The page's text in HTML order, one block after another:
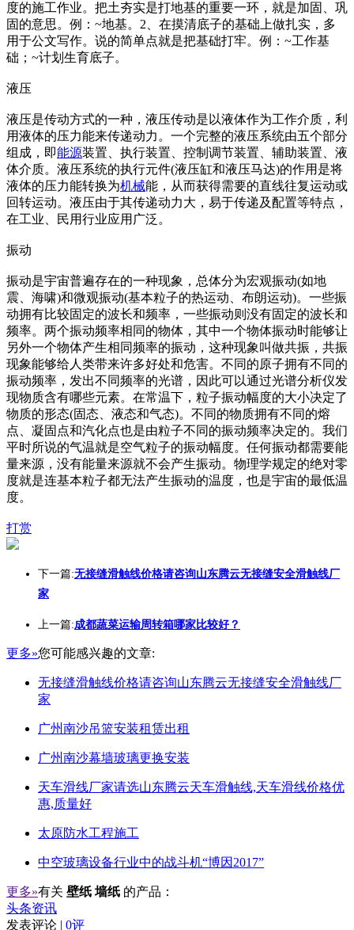
度的施工作业。把土夯实是打地基的重要一环，就是加固、巩
固的意思。例：~地基。2、在摸清底子的基础上做扎实，多
用于公文写作。说的简单点就是把基础打牢。例：~工作基
础；~计划生育底子。
液压
液压是传动方式的一种，液压传动是以液体作为工作介质，利
用液体的压力能来传递动力。一个完整的液压系统由五个部分
组成，即能源装置、执行装置、控制调节装置、辅助装置、液
体介质。液压系统的执行元件(液压缸和液压马达)的作用是将
液体的压力能转换为机械能，从而获得需要的直线往复运动或
回转运动。液压由于其传递动力大，易于传递及配置等特点，
在工业、民用行业应用广泛。
振动
振动是宇宙普遍存在的一种现象，总体分为宏观振动(如地
震、海啸)和微观振动(基本粒子的热运动、布朗运动)。一些振
动拥有比较固定的波长和频率，一些振动则没有固定的波长和
频率。两个振动频率相同的物体，其中一个物体振动时能够让
另外一个物体产生相同频率的振动，这种现象叫做共振，共振
现象能够给人类带来许多好处和危害。不同的原子拥有不同的
振动频率，发出不同频率的光谱，因此可以通过光谱分析仪发
现物质含有哪些元素。在常温下，粒子振动幅度的大小决定了
物质的形态(固态、液态和气态)。不同的物质拥有不同的熔
点、凝固点和汽化点也是由粒子不同的振动频率决定的。我们
平时所说的气温就是空气粒子的振动幅度。任何振动都需要能
量来源，没有能量来源就不会产生振动。物理学规定的绝对零
度就是连基本粒子都无法产生振动的温度，也是宇宙的最低温
度。
打赏
下一篇:无接缝滑触线价格请咨询山东腾云无接缝安全滑触线厂
家
上一篇:成都蔬菜运输周转箱哪家比较好？
更多»您可能感兴趣的文章:
无接缝滑触线价格请咨询山东腾云无接缝安全滑触线厂
家
广州南沙吊篮安装租赁出租
广州南沙幕墙玻璃更换安装
天车滑线厂家请选山东腾云天车滑触线,天车滑线价格优
惠,质量好
太原防水工程施工
中空玻璃设备行业中的战斗机“博因2017”
更多»有关 壁纸 墙纸 的产品：
头条资讯
发表评论 | 0评